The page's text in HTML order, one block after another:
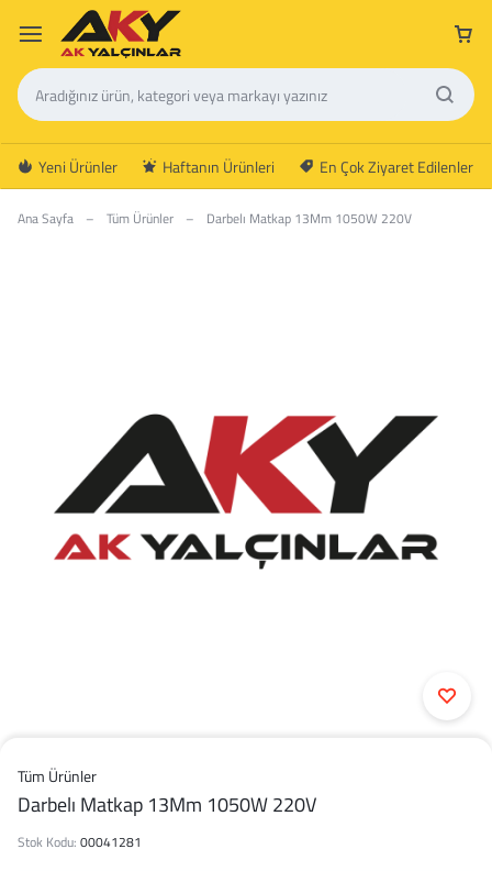
Yeni Ürünler Haftanın Ürünleri En Çok Ziyaret Edilenler
Ana Sayfa – Tüm Ürünler – Darbelı Matkap 13Mm 1050W 220V
Tüm Ürünler
Darbelı Matkap 13Mm 1050W 220V
Stok Kodu: 00041281